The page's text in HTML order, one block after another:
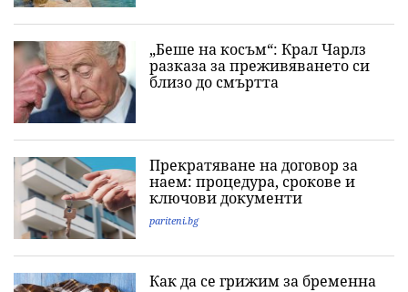
„Беше на косъм“: Крал Чарлз
разказа за преживяването си
близо до смъртта
Прекратяване на договор за
наем: процедура, срокове и
ключови документи
pariteni.bg
Как да се грижим за бременна